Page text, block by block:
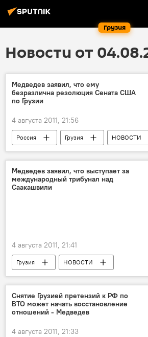
Грузия
Новости от
Медведев заявил, что ему
безразлична резолюция Сената США
по Грузии
4 августа 2011, 21:56
Россия Грузия
НОВОСТИ
Медведев заявил, что выступает за
международный трибунал над
Саакашвили
4 августа 2011, 21:41
Грузия
НОВОСТИ
Снятие Грузией претензий к РФ по
ВТО может начать восстановление
отношений - Медведев
4 августа 2011, 21:33